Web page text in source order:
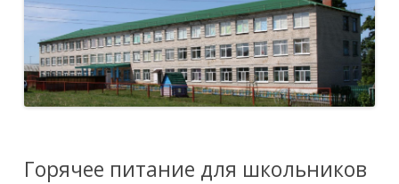
Горячее питание для школьников